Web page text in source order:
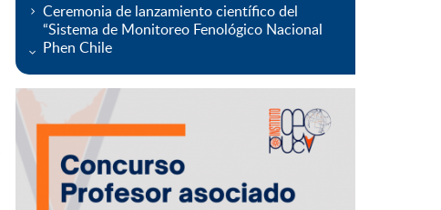
Ceremonia de lanzamiento científico del
“Sistema de Monitoreo Fenológico Nacional
Phen Chile